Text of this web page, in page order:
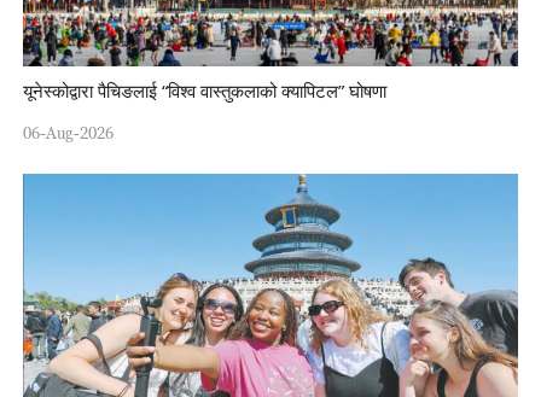
यूनेस्कोद्वारा पैचिङलाई “विश्व वास्तुकलाको क्यापिटल” घोषणा
06-Aug-2026